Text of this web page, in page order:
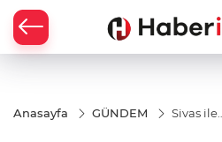
Anasayfa GÜNDEM
Sivas ile